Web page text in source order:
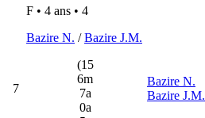
7
F • 4 ans • 4
Bazire N. /Bazire J.M.
(15
6m
7a
0a
Bazire N.
Bazire J.M.